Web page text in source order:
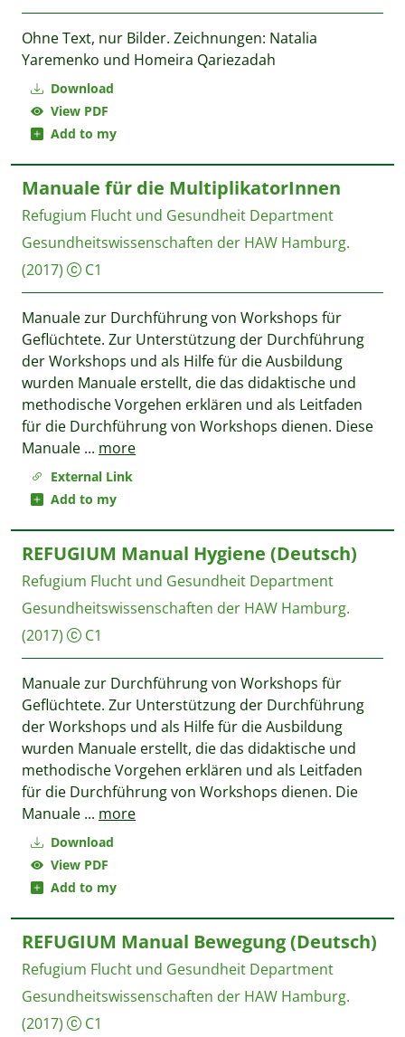
Download
View PDF
Add to my
Ohne Text, nur Bilder. Zeichnungen: Natalia
Yaremenko und Homeira Qariezadah
External Link
Add to my
Manuale für die MultiplikatorInnen
Refugium Flucht und Gesundheit Department
Gesundheitswissenschaften der HAW Hamburg.
(2017)
C1
Manuale zur Durchführung von Workshops für
Geflüchtete. Zur Unterstützung der Durchführung
der Workshops und als Hilfe für die Ausbildung
wurden Manuale erstellt, die das didaktische und
methodische Vorgehen erklären und als Leitfaden
für die Durchführung von Workshops dienen. Diese
Manuale ... more
Download
View PDF
Add to my
REFUGIUM Manual Hygiene (Deutsch)
Refugium Flucht und Gesundheit Department
Gesundheitswissenschaften der HAW Hamburg.
(2017)
C1
Manuale zur Durchführung von Workshops für
Geflüchtete. Zur Unterstützung der Durchführung
der Workshops und als Hilfe für die Ausbildung
wurden Manuale erstellt, die das didaktische und
methodische Vorgehen erklären und als Leitfaden
für die Durchführung von Workshops dienen. Die
Manuale ... more
REFUGIUM Manual Bewegung (Deutsch)
Refugium Flucht und Gesundheit Department
Gesundheitswissenschaften der HAW Hamburg.
(2017)
C1